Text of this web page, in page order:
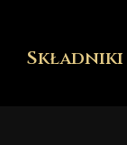
Składniki